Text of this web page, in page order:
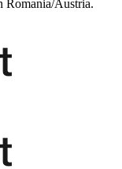
Romania/Austria.